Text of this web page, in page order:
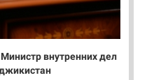
внутренних дел